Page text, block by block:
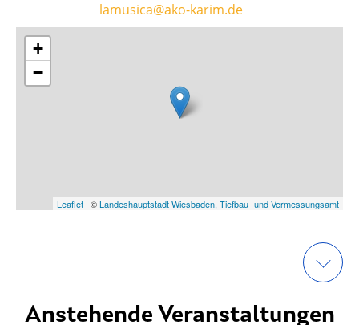
lamusica@ako-karim.de
+
−
Leaflet | ©Landeshauptstadt Wiesbaden, Tiefbau- und Vermessungsamt
Anstehende Veranstaltungen